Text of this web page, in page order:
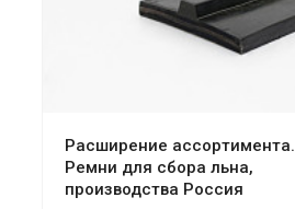
Расширение ассортимента.
Ремни для сбора льна,
производства Россия